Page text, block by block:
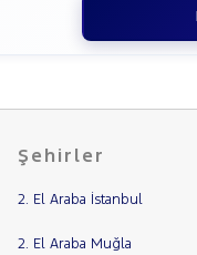
Şehirler
2. El Araba İstanbul
2. El Araba Muğla